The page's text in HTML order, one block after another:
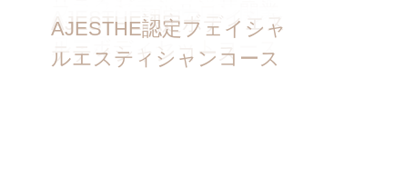
アーユルヴェーダコース
バリ式アロマコース
ショナルコース
コース
開業コース
フェィシャルサロン開業
コース
AJESTHE認定ファイシャ
ル・ボディセットコース
AJESTHE認定ボディエス
テティシャンコース
AJESTHE認定フェイシャ
ルエスティシャンコース